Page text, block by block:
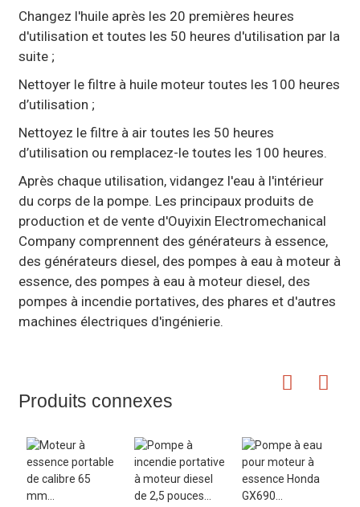
Changez l'huile après les 20 premières heures
d'utilisation et toutes les 50 heures d'utilisation par la
suite ;
Nettoyer le filtre à huile moteur toutes les 100 heures
d’utilisation ;
Nettoyez le filtre à air toutes les 50 heures
d’utilisation ou remplacez-le toutes les 100 heures.
Après chaque utilisation, vidangez l'eau à l'intérieur
du corps de la pompe. Les principaux produits de
production et de vente d'Ouyixin Electromechanical
Company comprennent des générateurs à essence,
des générateurs diesel, des pompes à eau à moteur à
essence, des pompes à eau à moteur diesel, des
pompes à incendie portatives, des phares et d'autres
machines électriques d'ingénierie.
Produits connexes